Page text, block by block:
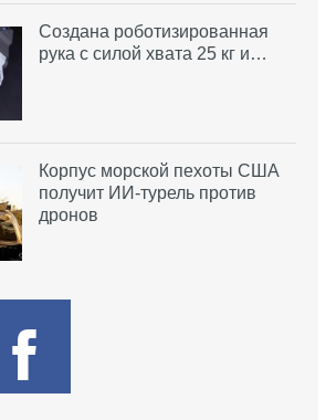
Создана роботизированная
рука с силой хвата 25 кг и…
Корпус морской пехоты США
получит ИИ-турель против
дронов